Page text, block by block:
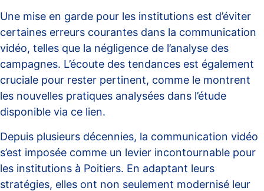
Une mise en garde pour les institutions est d’éviter
certaines erreurs courantes dans la communication
vidéo, telles que la négligence de l’analyse des
campagnes. L’écoute des tendances est également
cruciale pour rester pertinent, comme le montrent
les nouvelles pratiques analysées dans l’étude
disponible via ce lien.
Depuis plusieurs décennies, la communication vidéo
s’est imposée comme un levier incontournable pour
les institutions à Poitiers. En adaptant leurs
stratégies, elles ont non seulement modernisé leur